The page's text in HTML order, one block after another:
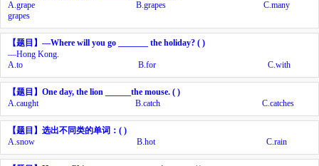
A. grape B. grapes C. many
grapes
【题目】 —Where will you go _______ the holiday? ( )
—Hong Kong.
A. to B.for C.with
【题目】 One day, the lion ______the mouse. ( )
A. caught B. catch C.catches
【题目】 选出不同类的单词： ( )
A. snow B.hot C. rain